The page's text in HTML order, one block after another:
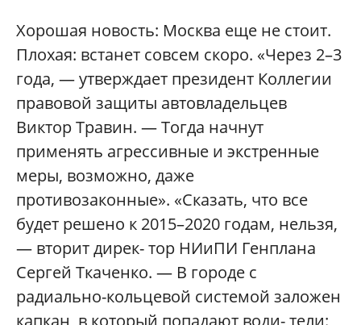
Хорошая новость: Москва еще не стоит.
Плохая: встанет совсем скоро. «Через 2–3
года, — утверждает президент Коллегии
правовой защиты автовладельцев
Виктор Травин. — Тогда начнут
применять агрессивные и экстренные
меры, возможно, даже
противозаконные». «Сказать, что все
будет решено к 2015–2020 годам, нельзя,
— вторит дирек- тор НИиПИ Генплана
Сергей Ткаченко. — В городе с
радиально-кольцевой системой заложен